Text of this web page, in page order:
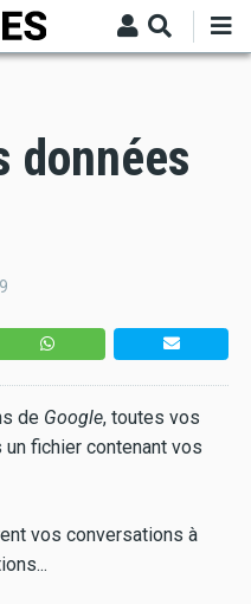
données
de Google, toutes vos
fichier contenant vos
vos conversations à